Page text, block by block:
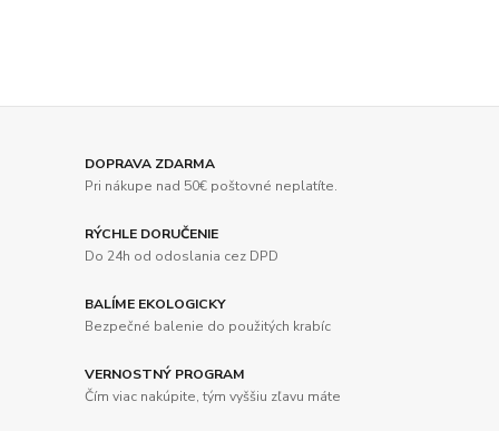
DOPRAVA ZDARMA
Pri nákupe nad 50€ poštovné neplatíte.
RÝCHLE DORUČENIE
Do 24h od odoslania cez DPD
BALÍME EKOLOGICKY
Bezpečné balenie do použitých krabíc
VERNOSTNÝ PROGRAM
Čím viac nakúpite, tým vyššiu zľavu máte